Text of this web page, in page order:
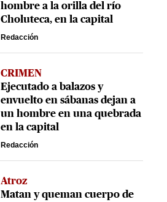
hombre a la orilla del río
Choluteca, en la capital
Redacción
CRIMEN
Ejecutado a balazos y
envuelto en sábanas dejan a
un hombre en una quebrada
en la capital
Redacción
Atroz
Matan y queman cuerpo de